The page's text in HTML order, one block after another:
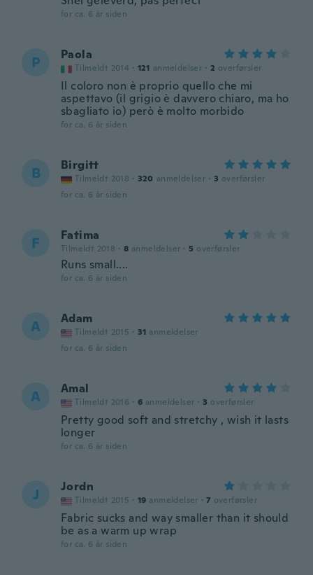
for ca. 6 år siden
P Paola
Tilmeldt 2014 · 121 anmeldelser · 2 overførsler
Il coloro non è proprio quello che mi
aspettavo (il grigio è davvero chiaro, ma ho
sbagliato io) però è molto morbido
for ca. 6 år siden
B Birgitt
Tilmeldt 2018 · 320 anmeldelser · 3 overførsler
for ca. 6 år siden
F Fatima
Tilmeldt 2018 · 8 anmeldelser · 5 overførsler
Runs small....
for ca. 6 år siden
A Adam
Tilmeldt 2015 · 31 anmeldelser
for ca. 6 år siden
A Amal
Tilmeldt 2016 · 6 anmeldelser · 3 overførsler
Pretty good soft and stretchy , wish it lasts
longer
for ca. 6 år siden
J Jordn
Tilmeldt 2015 · 19 anmeldelser · 7 overførsler
Fabric sucks and way smaller than it should
be as a warm up wrap
for ca. 6 år siden